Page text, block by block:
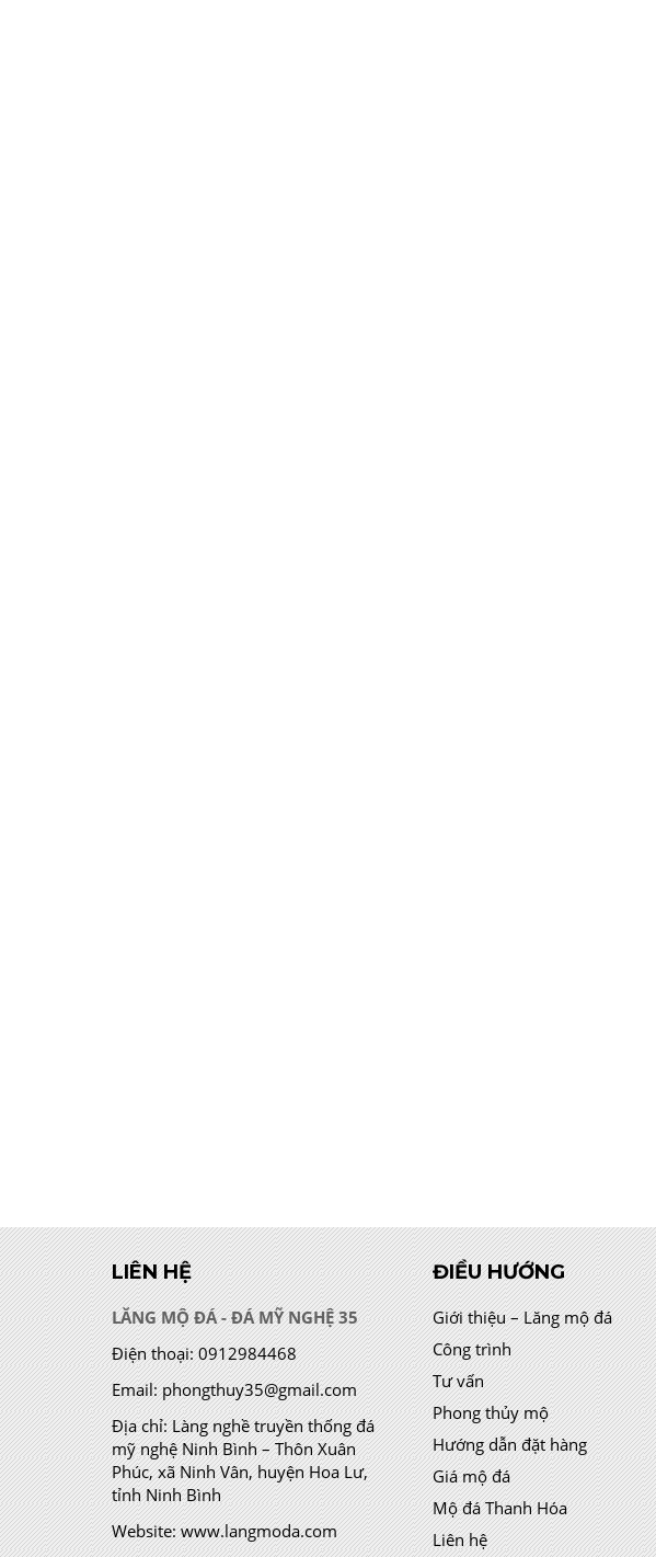
LIÊN HỆ
LĂNG MỘ ĐÁ - ĐÁ MỸ NGHỆ 35
Điện thoại: 0912984468
Email: phongthuy35@gmail.com
Địa chỉ:Làng nghề truyền thống đá
mỹ nghệ Ninh Bình – Thôn Xuân
Phúc, xã Ninh Vân, huyện Hoa Lư,
tỉnh Ninh Bình
Website: www.langmoda.com
ĐIỀU HƯỚNG
Giới thiệu – Lăng mộ đá
Công trình
Tư vấn
Phong thủy mộ
Hướng dẫn đặt hàng
Giá mộ đá
Mộ đá Thanh Hóa
Liên hệ